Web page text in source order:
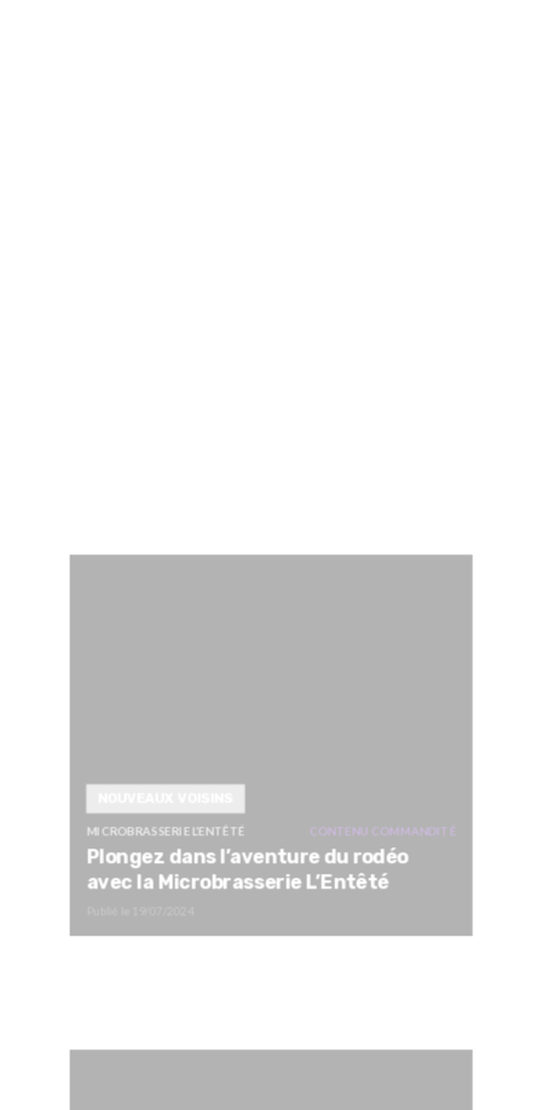
MICROBRASSERIE L’ENTÊTÉ CONTENU COMMANDITÉ
Plongez dans l’aventure du rodéo
avec la Microbrasserie L’Entêté